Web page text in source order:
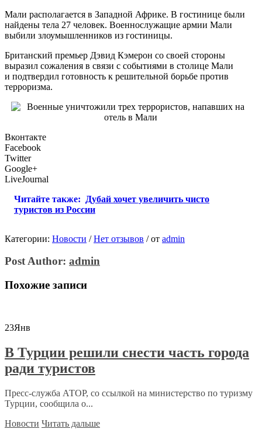
Мали располагается в Западной Африке. В гостинице были
найдены тела 27 человек. Военнослужащие армии Мали
выбили злоумышленников из гостиницы.
Британский премьер Дэвид Кэмерон со своей стороны
выразил сожаления в связи с событиями в столице Мали
и подтвердил готовность к решительной борьбе против
терроризма.
Вконтакте
Facebook
Twitter
Google+
LiveJournal
Читайте также:
Дубай хочет увеличить чисто
туристов из России
Категории: Новости / Нет отзывов /от admin
Post Author: admin
Похожие записи
23Янв
В Турции решили снести часть города
ради туристов
Пресс-служба АТОР, со ссылкой на министерство по туризму
Турции, сообщила о...
Новости Читать дальше